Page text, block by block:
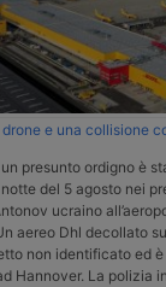
e una collisione
presunto ordigno è
del 5 agosto nei
ucraino
aereo Dhl decollato
non identificato ed
Hannover. La polizia